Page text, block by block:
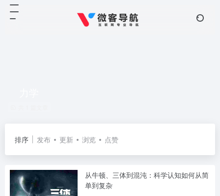
排序 发布 更新 浏览 点赞
从牛顿、三体到混沌：科学认知如何从简
单到复杂